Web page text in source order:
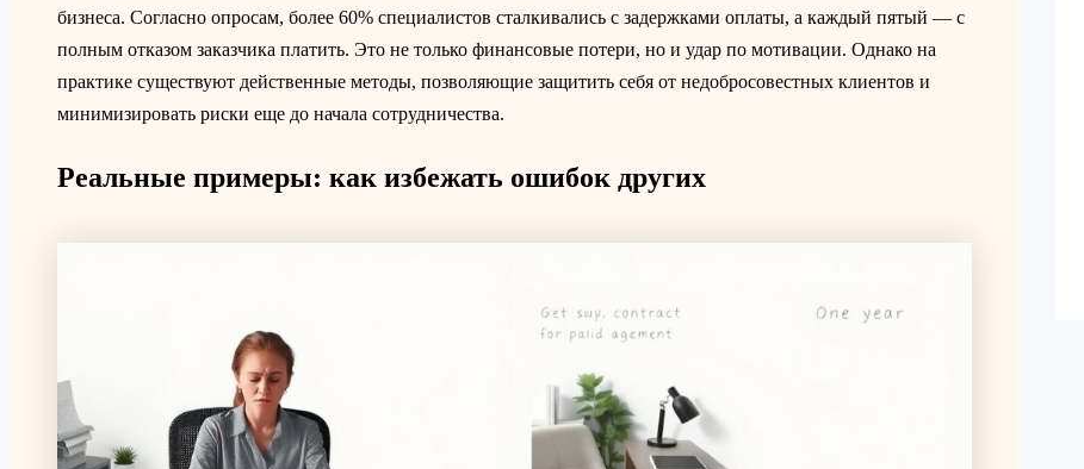
бизнеса. Согласно опросам, более 60% специалистов сталкивались с задержками оплаты, а каждый пятый — с
полным отказом заказчика платить. Это не только финансовые потери, но и удар по мотивации. Однако на
практике существуют действенные методы, позволяющие защитить себя от недобросовестных клиентов и
минимизировать риски еще до начала сотрудничества.
Реальные примеры: как избежать ошибок других